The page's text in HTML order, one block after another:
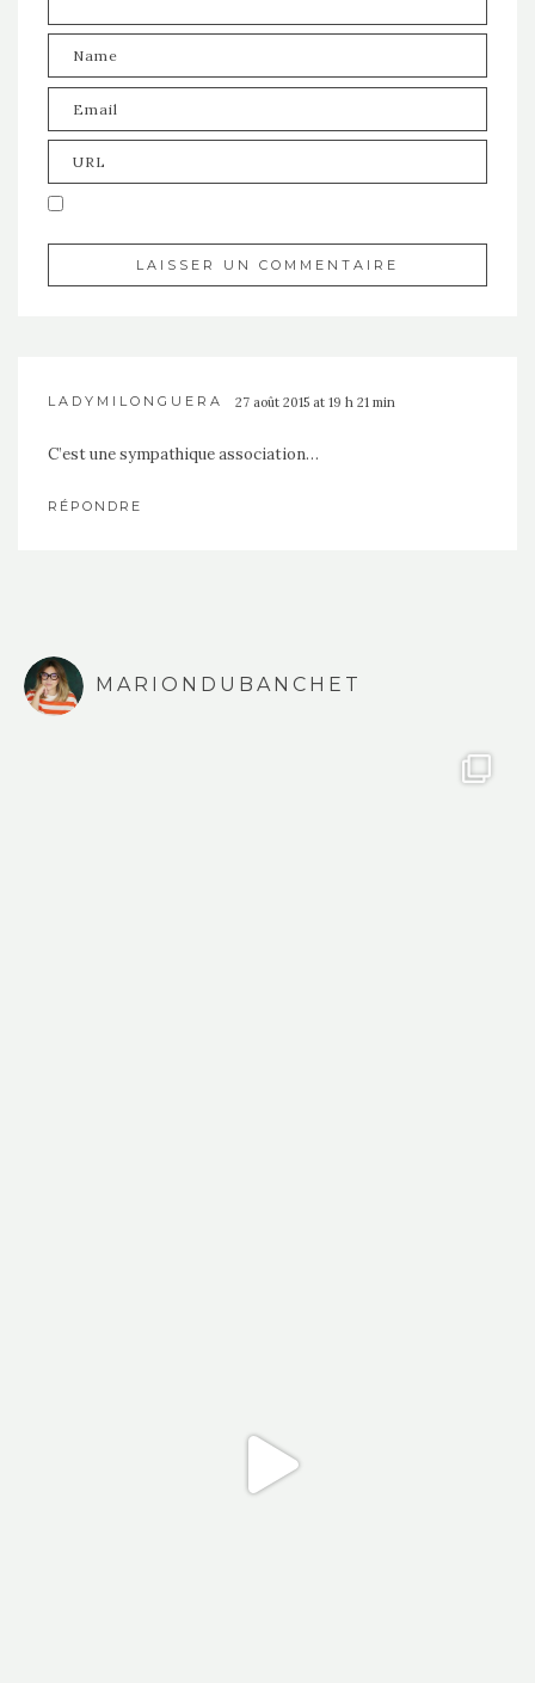
LADYMILONGUERA 27 août 2015 at 19 h 21 min
C’est une sympathique association…
RÉPONDRE
MARIONDUBANCHET